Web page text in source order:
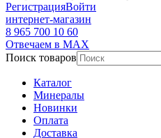
РегистрацияВойти
интернет-магазин
8 965 700 10 60
Отвечаем в MAX
Поиск товаров
Каталог
Минералы
Новинки
Оплата
Доставка